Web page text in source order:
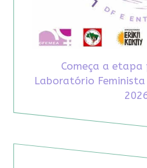
Começa a etapa
Laboratório